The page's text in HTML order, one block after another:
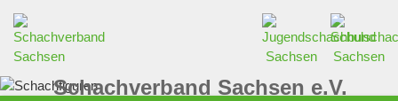
Schachverband Sachsen e.V.